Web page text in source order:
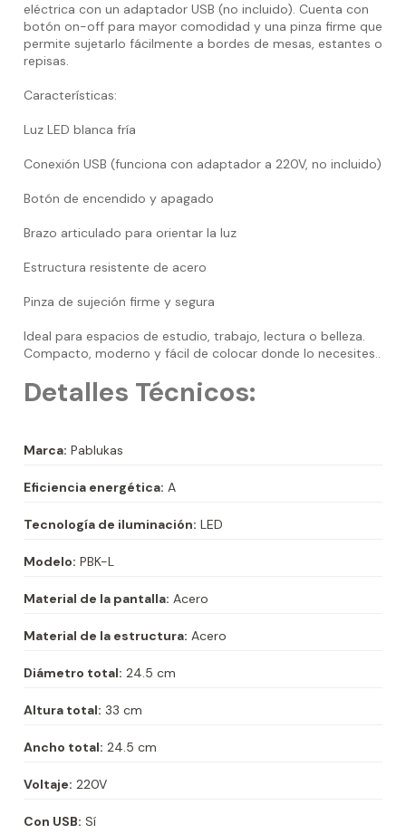
eléctrica con un adaptador USB (no incluido). Cuenta con
botón on-off para mayor comodidad y una pinza firme que
permite sujetarlo fácilmente a bordes de mesas, estantes o
repisas.
Características:
Luz LED blanca fría
Conexión USB (funciona con adaptador a 220V, no incluido)
Botón de encendido y apagado
Brazo articulado para orientar la luz
Estructura resistente de acero
Pinza de sujeción firme y segura
Ideal para espacios de estudio, trabajo, lectura o belleza.
Compacto, moderno y fácil de colocar donde lo necesites..
Detalles Técnicos:
Marca: Pablukas
Eficiencia energética: A
Tecnología de iluminación: LED
Modelo: PBK-L
Material de la pantalla: Acero
Material de la estructura: Acero
Diámetro total: 24.5 cm
Altura total: 33 cm
Ancho total: 24.5 cm
Voltaje: 220V
Con USB: Sí